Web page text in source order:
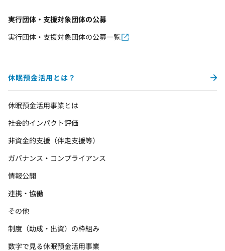
実行団体・支援対象団体の公募
実行団体・支援対象団体の公募一覧
休眠預金活用とは？
休眠預金活用事業とは
社会的インパクト評価
非資金的支援（伴走支援等）
ガバナンス・コンプライアンス
情報公開
連携・協働
その他
制度（助成・出資）の枠組み
数字で見る休眠預金活用事業